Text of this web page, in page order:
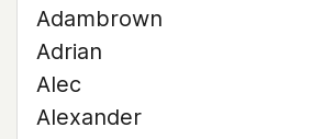
Adambrown
Adrian
Alec
Alexander